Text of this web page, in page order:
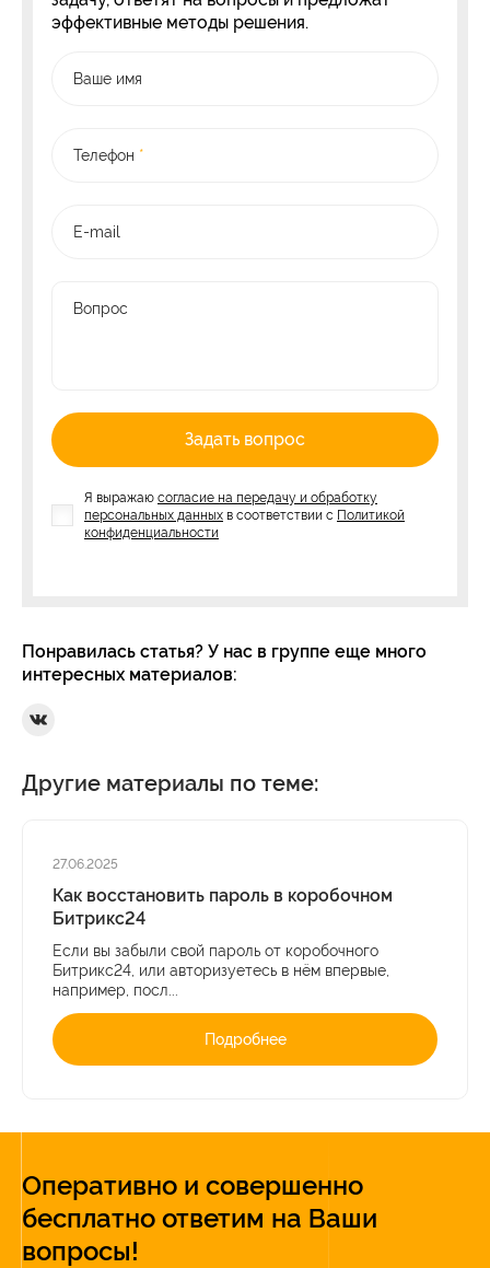
эффективные методы решения.
Ваше имя
Телефон *
E-mail
Вопрос
Задать вопрос
Я выражаю согласие на передачу и обработку
персональных данных в соответствии с Политикой
конфиденциальности
Понравилась статья? У нас в группе еще много
интересных материалов:
Ссылка на Вконтакте
Другие материалы по теме:
27.06.2025
Как восстановить пароль в коробочном
Битрикс24
Если вы забыли свой пароль от коробочного
Битрикс24, или авторизуетесь в нём впервые,
например, посл...
Подробнее
Оперативно и совершенно
бесплатно ответим на Ваши
вопросы!